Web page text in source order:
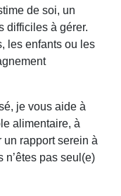
de soi, un
difficiles à gérer.
les enfants ou les
je vous aide à
alimentaire, à
rapport serein à
n’êtes pas seul(e)